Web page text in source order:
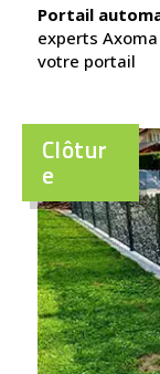
Portail
experts
votre portail
Clôtur
e